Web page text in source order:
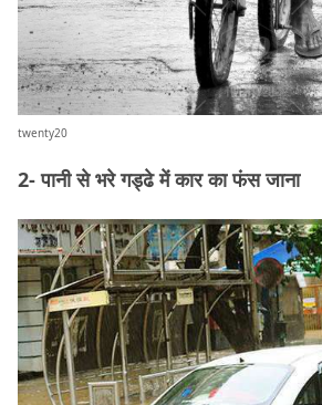
twenty20
2- पानी से भरे गड्ढे में कार का फंस जाना